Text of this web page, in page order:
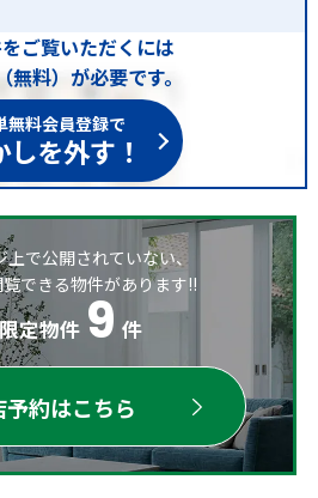
ご覧いただくには
無料）が必要です。
無料会員登録で
しを外す！
上で公開されていない、
できる物件があります!!
定物件 9 件
予約はこちら